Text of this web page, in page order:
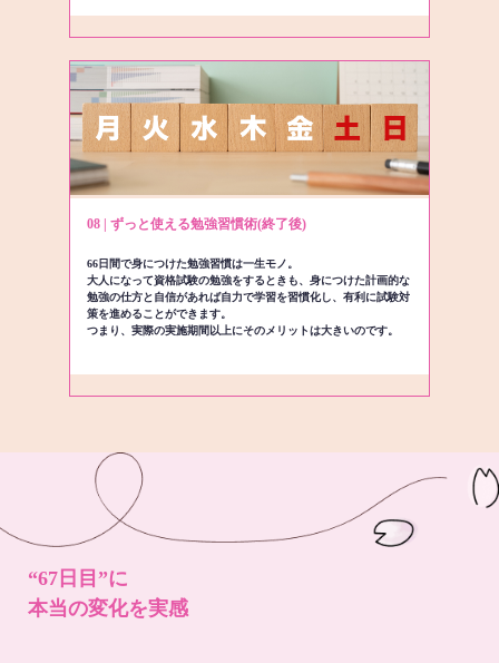
08 | ずっと使える勉強習慣術(終了後)
66日間で身につけた勉強習慣は一生モノ。
大人になって資格試験の勉強をするときも、身につけた計画的な
勉強の仕方と自信があれば自力で学習を習慣化し、有利に試験対
策を進めることができます。
つまり、実際の実施期間以上にそのメリットは大きいのです。
“67日目”に
本当の変化を実感